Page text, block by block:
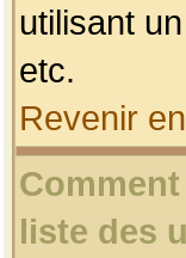
utilisant
etc.
Revenir
liste des